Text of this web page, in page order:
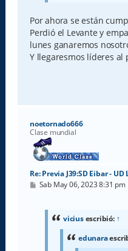
Por ahora se están
Perdió el Levante y
lunes ganaremos
Y llegaresmos líderes al
noetornado666
Clase mundial
Re: Previa J39:SD Eibar -
M
Sab May 06, 2023 8:31 pm
viciusescribió: ↑
edunara